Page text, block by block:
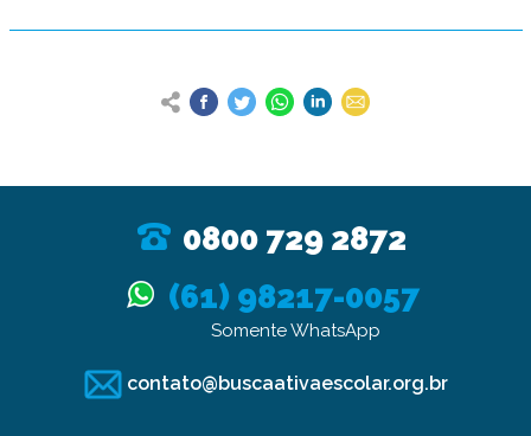
0800 729 2872
(61) 98217-0057
Somente WhatsApp
contato@buscaativaescolar.org.br